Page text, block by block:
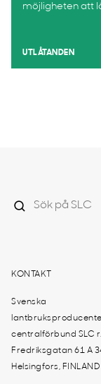
möjligheten att
UTLÅTANDEN
KONTAKT
Svenska
centralförbund SLC
Fredriksgatan 61 A
Helsingfors, FINLAND |